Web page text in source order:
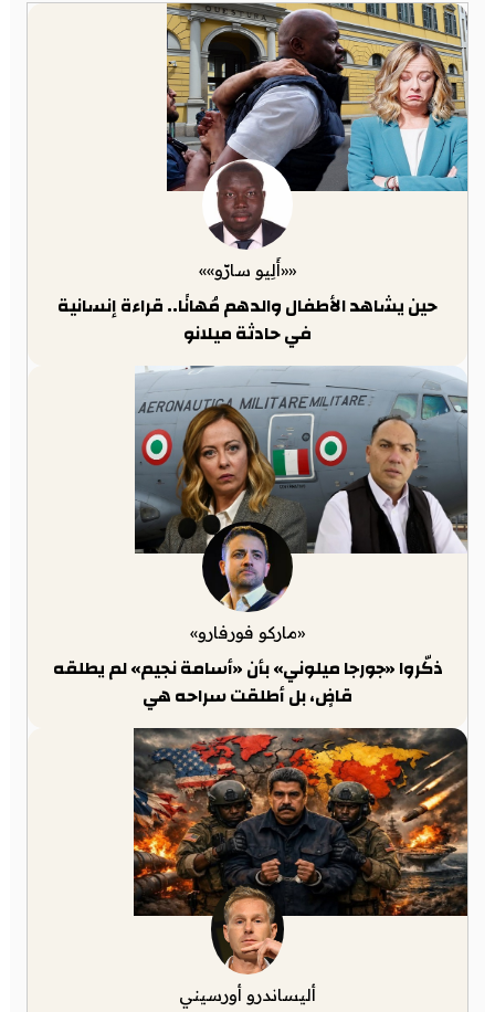
««أَلِيو سارّو»»
حين يشاهد الأطفال والدهم مُهانًا.. قراءة إنسانية
في حادثة ميلانو
«ماركو فورفارو»
ذكّروا «جورجا ميلوني» بأن «أسامة نجيم» لم يطلقه
قاضٍ، بل أطلقت سراحه هي
أليساندرو أورسيني